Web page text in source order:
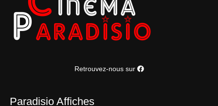
Retrouvez-nous sur
Paradisio Affiches